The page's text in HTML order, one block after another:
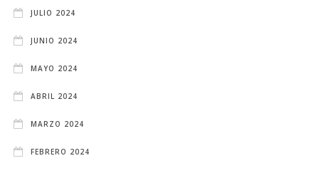
JULIO 2024
JUNIO 2024
MAYO 2024
ABRIL 2024
MARZO 2024
FEBRERO 2024